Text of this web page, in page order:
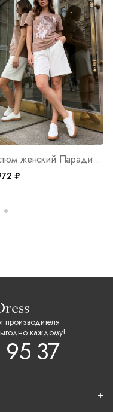
Костюм женский Парадиз М Арт. 10404
₽
производителя
каждому!
37